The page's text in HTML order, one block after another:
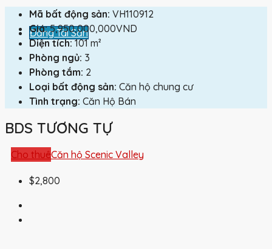
Đăng Tài Sản
Mã bất động sản: VH110912
Giá: 5,950,000,000VND
Diện tích: 101 m²
Phòng ngủ: 3
Phòng tắm: 2
Loại bất động sản: Căn hộ chung cư
Tình trạng: Căn Hộ Bán
BDS TƯƠNG TỰ
Cho thuêCăn hộ Scenic Valley
$2,800